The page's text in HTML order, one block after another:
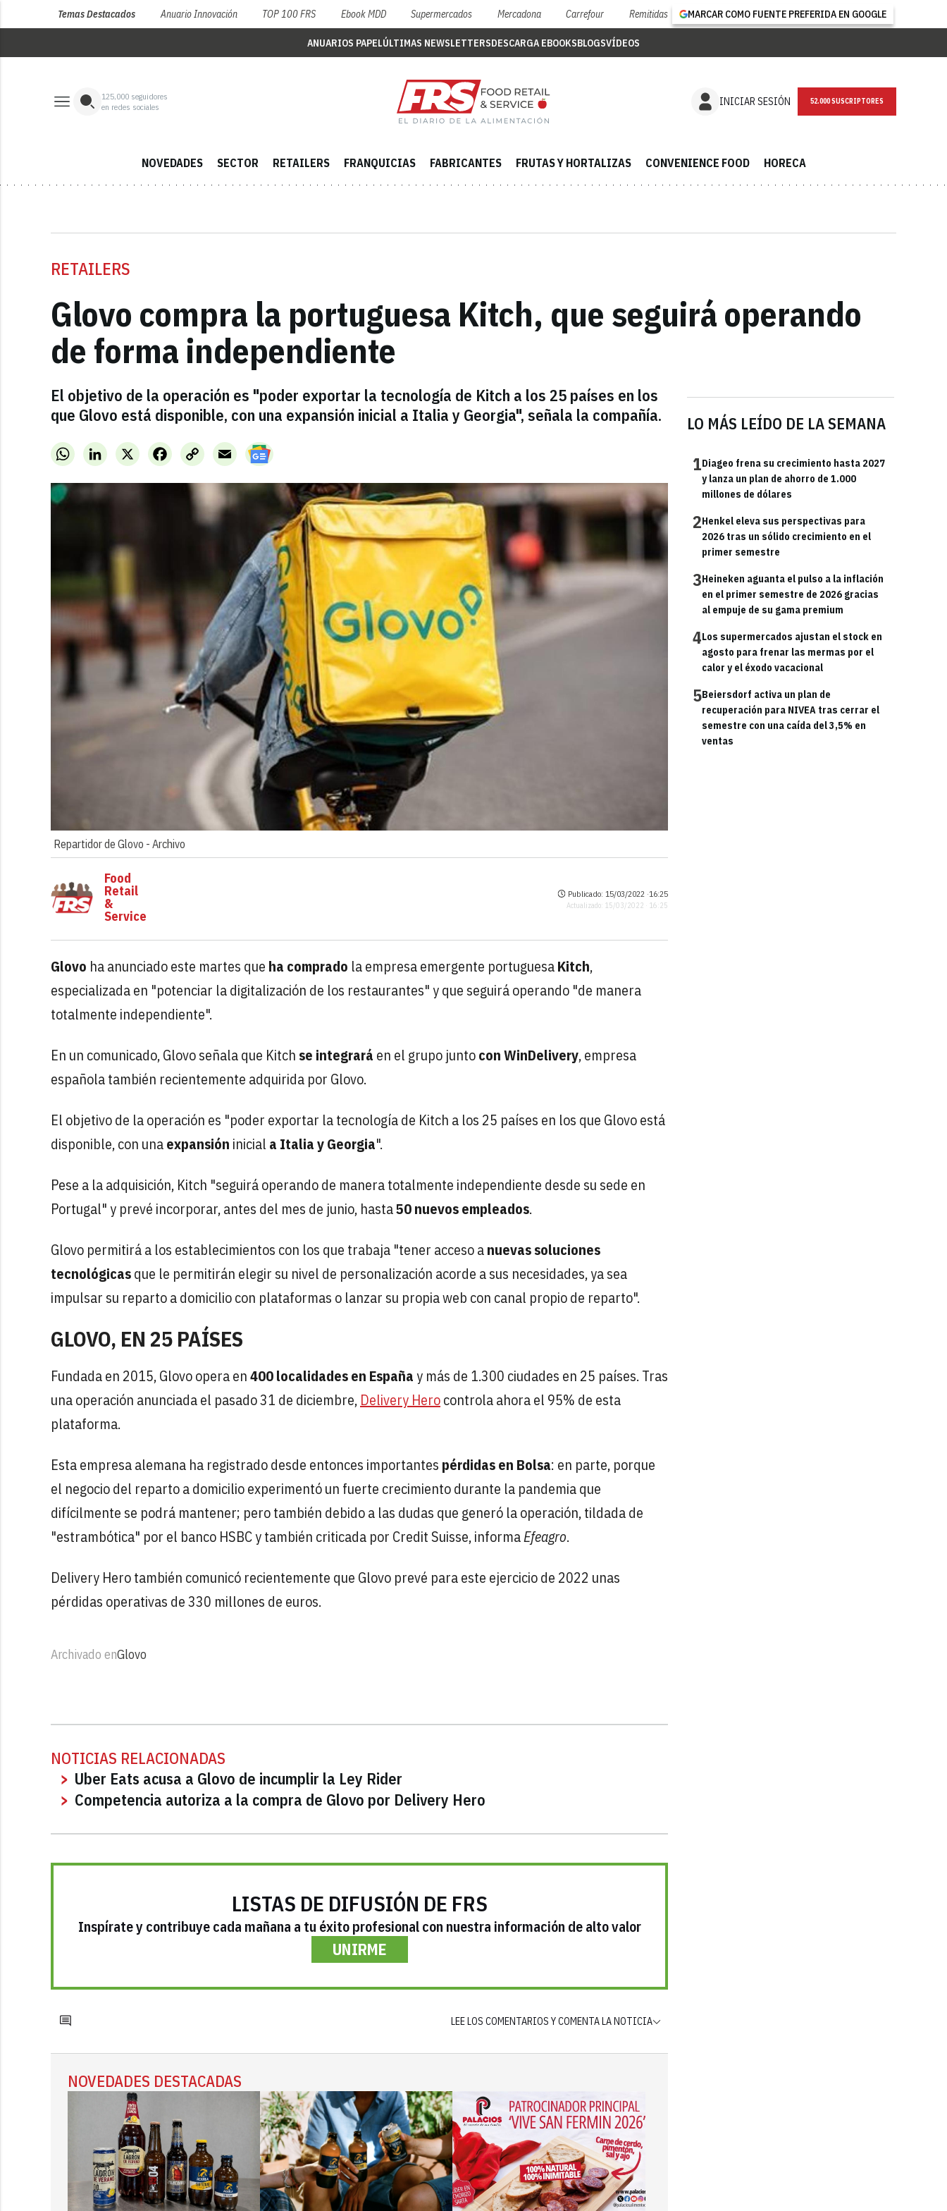
Temas Destacados Anuario Innovación TOP 100 FRS Ebook MDD Supermercados Mercadona Carrefour Remitidas MARCAR COMO FUENTE PREFERIDA EN GOOGLE
ANUARIOS PAPELÚLTIMAS NEWSLETTERSDESCARGA EBOOKSBLOGSVÍDEOS
125,000 seguidores
en redes sociales
INICIAR SESIÓN NEWSLETTER
NOVEDADES SECTOR RETAILERS FRANQUICIAS FABRICANTES FRUTAS Y HORTALIZAS CONVENIENCE FOOD HORECA
RETAILERS
Glovo compra la portuguesa Kitch, que seguirá operando
de forma independiente
El objetivo de la operación es "poder exportar la tecnología de Kitch a los 25 países en los
que Glovo está disponible, con una expansión inicial a Italia y Georgia", señala la compañía.
WhatsAppLinkedInX FacebookCopy
Link
Email
Repartidor de Glovo - Archivo
LO MÁS LEÍDO DE LA SEMANA
1Diageo frena su crecimiento hasta 2027
y lanza un plan de ahorro de 1.000
millones de dólares
2Henkel eleva sus perspectivas para
2026 tras un sólido crecimiento en el
primer semestre
3Heineken aguanta el pulso a la inflación
en el primer semestre de 2026 gracias
al empuje de su gama premium
4Los supermercados ajustan el stock en
agosto para frenar las mermas por el
calor y el éxodo vacacional
5Beiersdorf activa un plan de
recuperación para NIVEA tras cerrar el
semestre con una caída del 3,5% en
ventas
Food
Retail
&
Service
Publicado: 15/03/2022 ·16:25
Actualizado: 15/03/2022 · 16:25
Glovo ha anunciado este martes que ha comprado la empresa emergente portuguesaKitch,
especializada en "potenciar la digitalización de los restaurantes" y que seguirá operando "de manera
totalmente independiente".
En un comunicado, Glovo señala que Kitch se integrará en el grupo juntocon WinDelivery, empresa
española también recientemente adquirida por Glovo.
El objetivo de la operación es "poder exportar la tecnología de Kitch a los 25 países en los que Glovo está
disponible, con unaexpansión inicial a Italia y Georgia".
Pese a la adquisición, Kitch "seguirá operando de manera totalmente independiente desde su sede en
Portugal" y prevé incorporar, antes del mes de junio, hasta50 nuevos empleados.
Glovo permitirá a los establecimientos con los que trabaja "tener acceso anuevas soluciones
tecnológicasque le permitirán elegir su nivel de personalización acorde a sus necesidades, ya sea
impulsar su reparto a domicilio con plataformas o lanzar su propia web con canal propio de reparto".
GLOVO, EN 25 PAÍSES
Fundada en 2015, Glovo opera en400 localidades en Españay más de 1.300 ciudades en 25 países. Tras
una operación anunciada el pasado 31 de diciembre, Delivery Herocontrola ahora el 95% de esta
plataforma.
Esta empresa alemana ha registrado desde entonces importantes pérdidas en Bolsa: en parte, porque
el negocio del reparto a domicilio experimentó un fuerte crecimiento durante la pandemia que
difícilmente se podrá mantener; pero también debido a las dudas que generó la operación, tildada de
"estrambótica" por el banco HSBC y también criticada por Credit Suisse, informaEfeagro.
Delivery Hero también comunicó recientemente que Glovo prevé para este ejercicio de 2022 unas
pérdidas operativas de 330 millones de euros.
Archivado enGlovo
NOTICIAS RELACIONADAS
Uber Eats acusa a Glovo de incumplir la Ley Rider
Competencia autoriza a la compra de Glovo por Delivery Hero
LISTAS DE DIFUSIÓN DE FRS
Inspírate y contribuye cada mañana a tu éxito profesional con nuestra información de alto valor
UNIRME
LEE LOS COMENTARIOS Y COMENTA LA NOTICIA
NOVEDADES DESTACADAS